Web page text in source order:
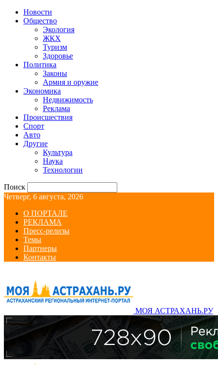
Новости
Общество
Экология
ЖКХ
Туризм
Здоровье
Политика
Законы
Армия и оружие
Экономика
Недвижимость
Реклама
Происшествия
Спорт
Авто
Другие
Культура
Наука
Технологии
Поиск
Четверг, 6 августа, 2026
О ПОРТАЛЕ
РЕКЛАМА
Пресс-релизы
Темы
Партнеры
Контакты
МОЯ АСТРАХАНЬ.РУ